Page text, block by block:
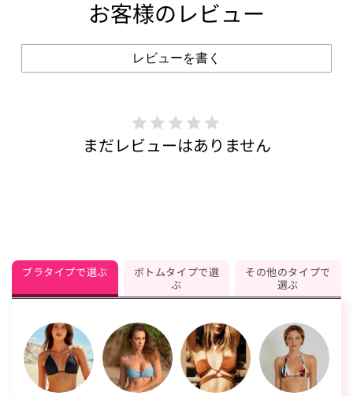
お客様のレビュー
レビューを書く
まだレビューはありません
ブラタイプで選ぶ
ボトムタイプで選
ぶ
その他のタイプで
選ぶ